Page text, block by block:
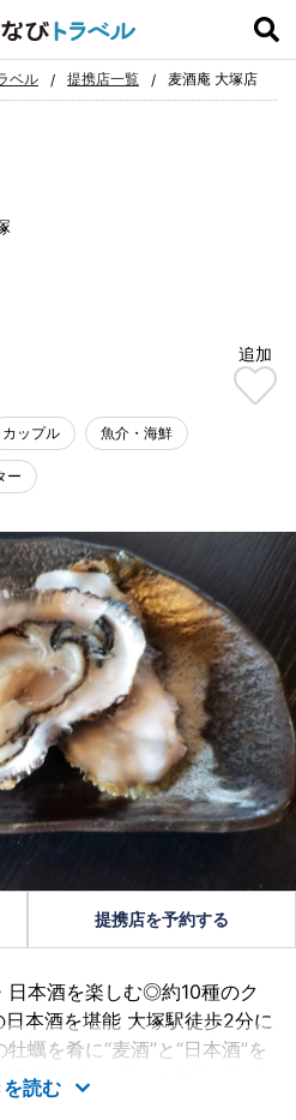
ベル 提携店一覧 麦酒庵 大塚店
追加
カップル 魚介・海鮮
ー
提携店を予約する
日本酒を楽しむ◎約10種のク
本酒を堪能 大塚駅徒歩2分に
蠣を肴に“麦酒”と“日本酒”を
番2種＋入れ替わる8種の約10
意しております。自慢の牡蠣
読む